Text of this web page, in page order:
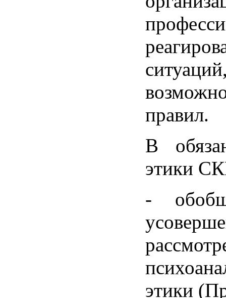
правил.
В
этики
-
этики